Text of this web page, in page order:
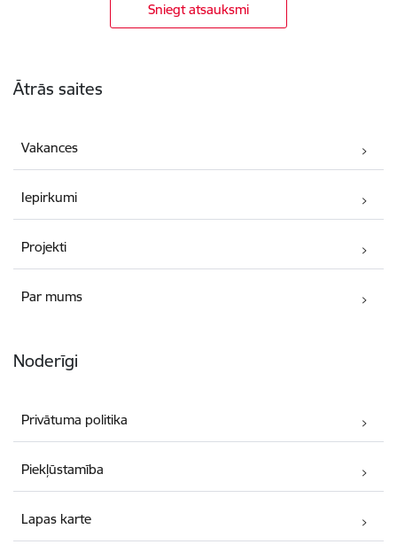
Sniegt atsauksmi
Ātrās saites
Vakances
Iepirkumi
Projekti
Par mums
Noderīgi
Privātuma politika
Piekļūstamība
Lapas karte